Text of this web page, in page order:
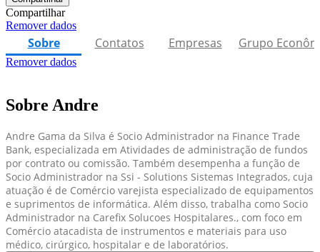
Compartilhar
Remover dados
Sobre Contatos Empresas Grupo
Remover dados
Sobre Andre
Andre Gama da Silva é Socio Administrador na Finance Trade
Bank, especializada em Atividades de administração de fundos
por contrato ou comissão. Também desempenha a função de
Socio Administrador na Ssi - Solutions Sistemas Integrados, cuja
atuação é de Comércio varejista especializado de equipamentos
e suprimentos de informática. Além disso, trabalha como Socio
Administrador na Carefix Solucoes Hospitalares., com foco em
Comércio atacadista de instrumentos e materiais para uso
médico, cirúrgico, hospitalar e de laboratórios.